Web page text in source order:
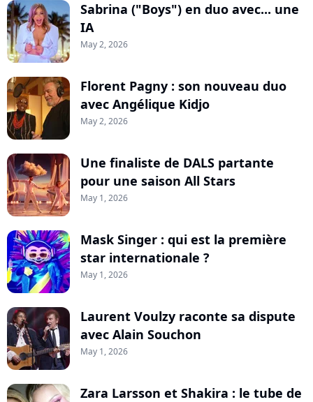
Sabrina ("Boys") en duo avec... une
IA
May 2, 2026
Florent Pagny : son nouveau duo
avec Angélique Kidjo
May 2, 2026
Une finaliste de DALS partante
pour une saison All Stars
May 1, 2026
Mask Singer : qui est la première
star internationale ?
May 1, 2026
Laurent Voulzy raconte sa dispute
avec Alain Souchon
May 1, 2026
Zara Larsson et Shakira : le tube de